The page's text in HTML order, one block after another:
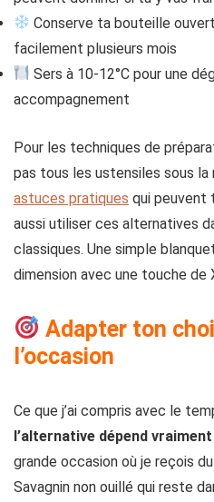
Conserve ta bouteille
facilement plusieurs mois
Sers à 10-12°C pour une
accompagnement
Pour les techniques de
pas tous les ustensiles sous la
astuces pratiques qui peuvent
aussi utiliser ces alternatives
classiques. Une simple
dimension avec une touche de
Adapter ton
l’occasion
Ce que j’ai compris avec le
l’alternative dépend
grande occasion où je reçois
Savagnin non ouillé qui reste